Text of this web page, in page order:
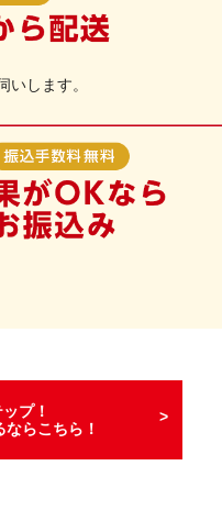
いします。
プ！
らこちら！